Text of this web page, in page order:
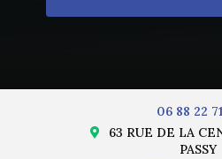
06 88 22
63 RUE DE LA
PASSY